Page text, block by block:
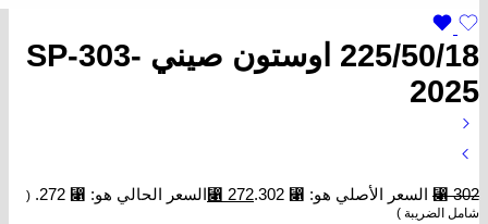
225/50/18 اوستون صيني SP-303-
2025
⃁302 السعر الأصلي هو: ⃁ 302. ⃁ 272 السعر الحالي هو: ⃁ 272.
(
شامل الضريبة )